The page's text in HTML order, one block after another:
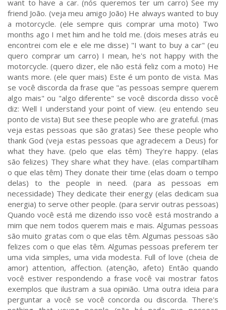
want to have a car. (nós queremos ter um carro) See my
friend João. (veja meu amigo João) He always wanted to buy
a motorcycle. (ele sempre quis comprar uma moto) Two
months ago I met him and he told me. (dois meses atrás eu
encontrei com ele e ele me disse) "I want to buy a car" (eu
quero comprar um carro) I mean, he's not happy with the
motorcycle. (quero dizer, ele não está feliz com a moto) He
wants more. (ele quer mais) Este é um ponto de vista. Mas
se você discorda da frase que "as pessoas sempre querem
algo mais" ou "algo diferente" se você discorda disso você
diz: Well I understand your point of view. (eu entendo seu
ponto de vista) But see these people who are grateful. (mas
veja estas pessoas que são gratas) See these people who
thank God (veja estas pessoas que agradecem a Deus) for
what they have. (pelo que elas têm) They're happy. (elas
são felizes) They share what they have. (elas compartilham
o que elas têm) They donate their time (elas doam o tempo
delas) to the people in need. (para as pessoas em
necessidade) They dedicate their energy (elas dedicam sua
energia) to serve other people. (para servir outras pessoas)
Quando você está me dizendo isso você está mostrando a
mim que nem todos querem mais e mais. Algumas pessoas
são muito gratas com o que elas têm. Algumas pessoas são
felizes com o que elas têm. Algumas pessoas preferem ter
uma vida simples, uma vida modesta. Full of love (cheia de
amor) attention, affection. (atenção, afeto) Então quando
você estiver respondendo a frase você vai mostrar fatos
exemplos que ilustram a sua opinião. Uma outra ideia para
perguntar a você se você concorda ou discorda. There's